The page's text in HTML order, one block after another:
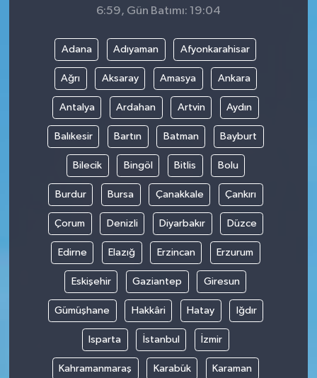
6:59, Gün Batımı: 19:04
Adana Adıyaman Afyonkarahisar
Ağrı Aksaray Amasya Ankara
Antalya Ardahan Artvin Aydın
Balıkesir Bartın Batman Bayburt
Bilecik Bingöl Bitlis Bolu
Burdur Bursa Çanakkale Çankırı
Çorum Denizli Diyarbakır Düzce
Edirne Elazığ Erzincan Erzurum
Eskişehir Gaziantep Giresun
Gümüşhane Hakkâri Hatay Iğdır
Isparta İstanbul İzmir
Kahramanmaraş Karabük Karaman